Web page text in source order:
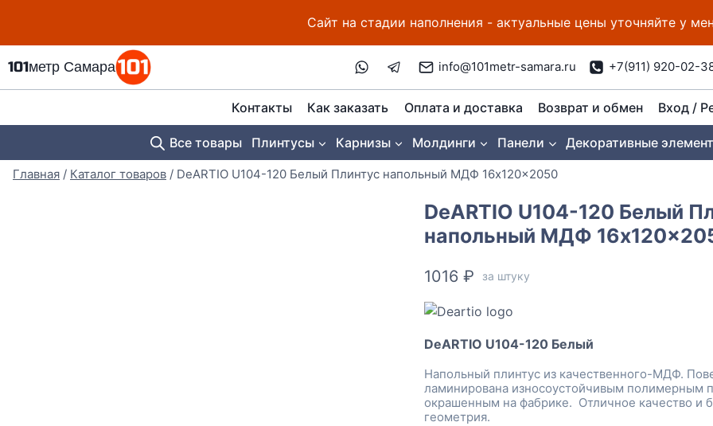
содержимому
Сайт на стадии наполнения - актуальные цены уточняйте у
101метр Самара info@101metr-samara.ru +7(911) 920-02-
Контакты Как заказать Оплата и доставка Возврат и обмен Вход /
Все товары Плинтусы Карнизы Молдинги Панели Декоративные
Главная / Каталог товаров / DeARTIO U104-120 Белый Плинтус напольный МДФ 16x120x2050
DeARTIO U104-120 Белый
напольный МДФ
1016 ₽ за штуку
DeARTIO U104-120 Белый
Напольный плинтус из качественного-МДФ.
ламинирована износоустойчивым полимерным
окрашенным на фабрике. Отличное качество и
геометрия.